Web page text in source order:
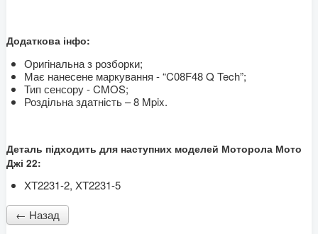
Додаткова інфо:
Оригінальна з розборки;
Має нанесене маркування - “C08F48 Q Tech”;
Тип сенсору - CMOS;
Роздільна здатність – 8 Mpix.
Деталь підходить для наступних моделей Моторола Мото
Джі 22:
XT2231-2, XT2231-5